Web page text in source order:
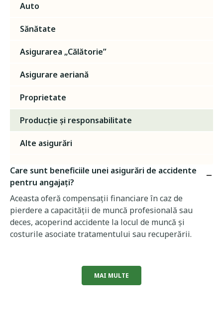
Auto
Sănătate
Asigurarea „Călătorie”
Asigurare aeriană
Proprietate
Producție și responsabilitate
Alte asigurări
Care sunt beneficiile unei asigurări de accidente
pentru angajați?
Aceasta oferă compensații financiare în caz de
pierdere a capacității de muncă profesională sau
deces, acoperind accidente la locul de muncă și
costurile asociate tratamentului sau recuperării.
MAI MULTE